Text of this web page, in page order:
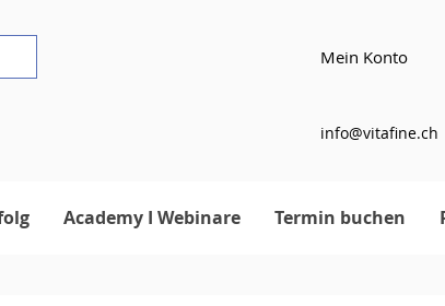
Mein Konto
info@vitafine.ch
Academy I Webinare Termin buchen